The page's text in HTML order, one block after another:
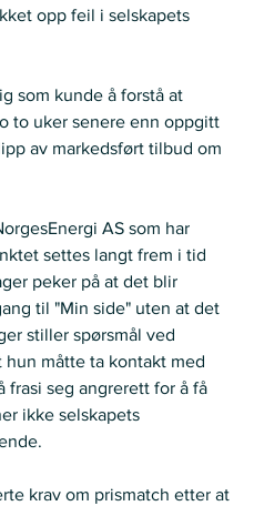
opp feil i selskapets
som kunde å forstå at
to uker senere enn oppgitt
av markedsført tilbud om
AS som har
settes langt frem i tid
peker på at det blir
til "Min side" uten at det
stiller spørsmål ved
måtte ta kontakt med
frasi seg angrerett for å få
ikke selskapets
krav om prismatch etter at